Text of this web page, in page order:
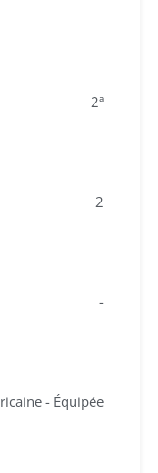
2ª
2
-
- Équipée